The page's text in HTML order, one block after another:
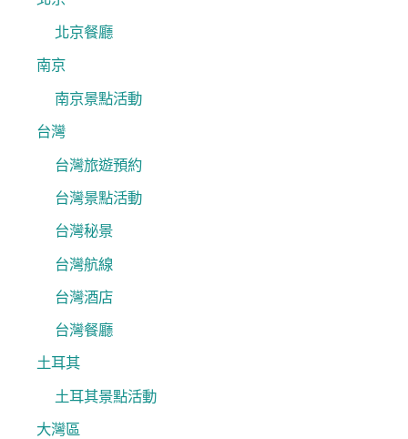
北京餐廳
南京
南京景點活動
台灣
台灣旅遊預約
台灣景點活動
台灣秘景
台灣航線
台灣酒店
台灣餐廳
土耳其
土耳其景點活動
大灣區